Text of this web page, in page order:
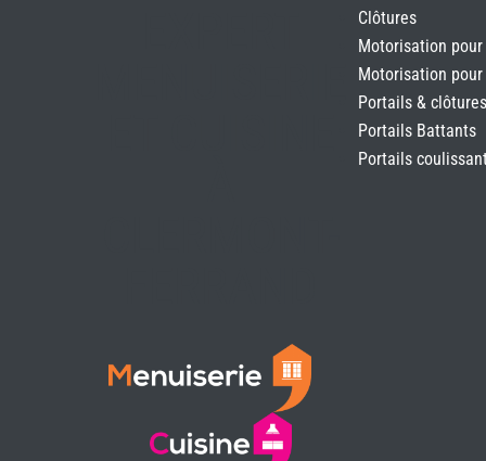
Clôtures
Motorisation
Motorisation
Portails & clôtures
Portails Battants
Portails